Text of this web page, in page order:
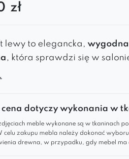
zł
lewy to elegancka, wygodna
, która sprawdzi się w
kształt, miękkie
warto go wybrać?
kształt i głębokie
cena dotyczy wykonania w
meble wykonane są w tkaninach
celu zakupu mebla należy dokonać
drewna, w przypadku, gdy mebel ma